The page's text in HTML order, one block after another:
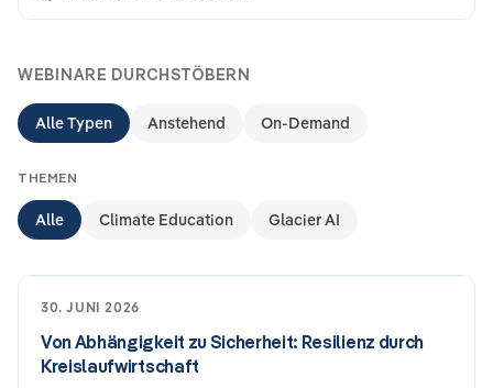
WEBINARE DURCHSTÖBERN
Alle Typen Anstehend On-Demand
THEMEN
Alle Climate Education Glacier AI
30. JUNI 2026
Von Abhängigkeit zu Sicherheit: Resilienz durch
Kreislaufwirtschaft